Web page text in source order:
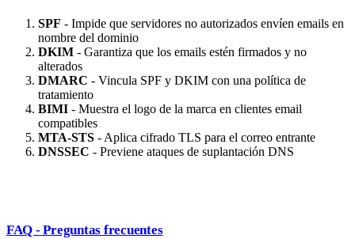
SPF - Impide que servidores no autorizados envíen emails en
nombre del dominio
DKIM - Garantiza que los emails estén firmados y no
alterados
DMARC - Vincula SPF y DKIM con una política de
tratamiento
BIMI - Muestra el logo de la marca en clientes email
compatibles
MTA-STS - Aplica cifrado TLS para el correo entrante
DNSSEC - Previene ataques de suplantación DNS
FAQ - Preguntas frecuentes